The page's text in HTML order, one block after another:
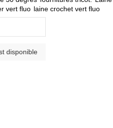
vert fluo laine crochet vert fluo